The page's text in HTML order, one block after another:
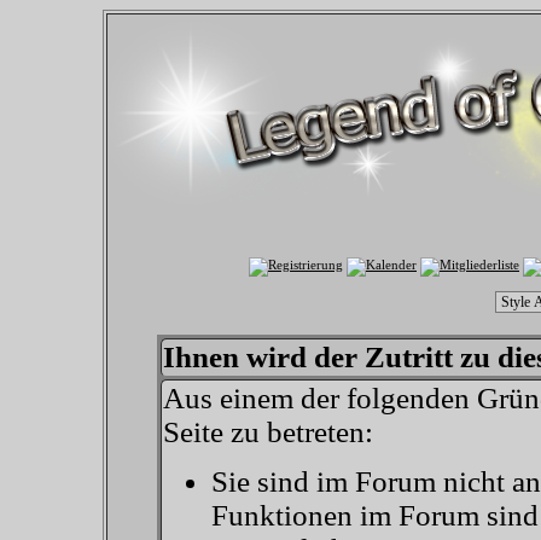
Ihnen wird der Zutritt zu
Aus einem der folgenden
Seite zu betreten:
Sie sind im Forum nicht
Funktionen im Forum